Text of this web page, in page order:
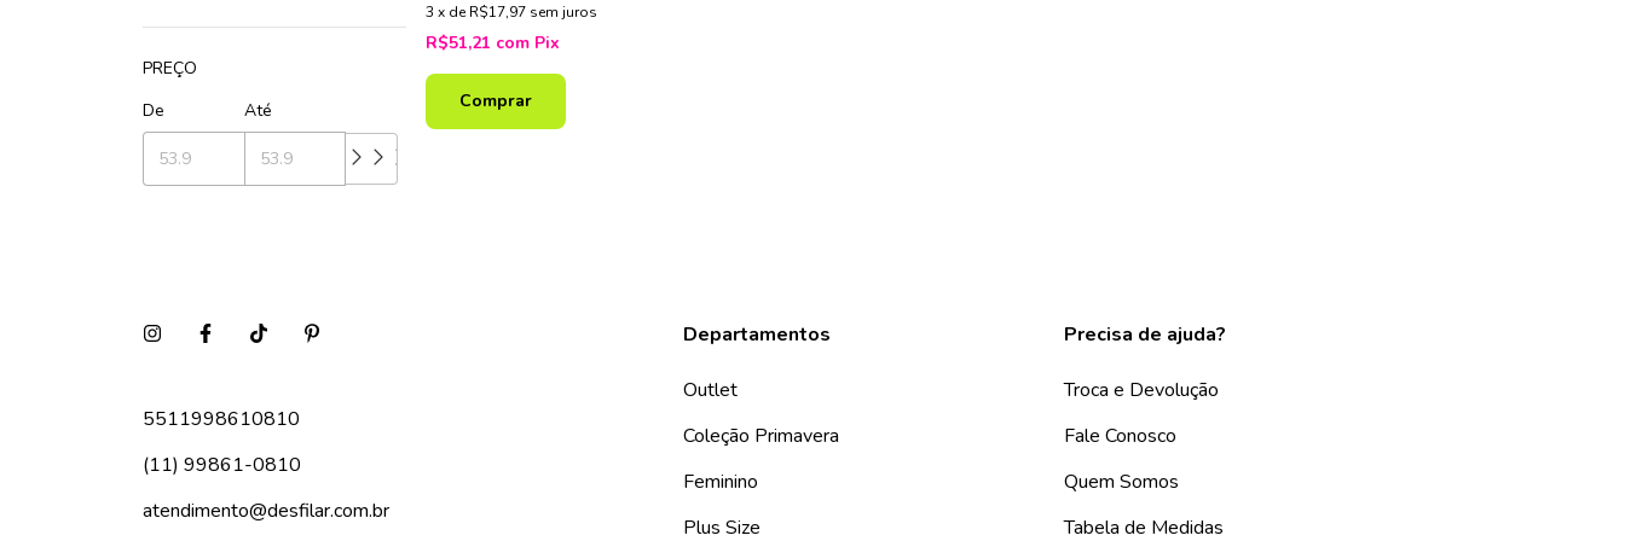
PREÇO
De
Até
3 x deR$17,97 sem juros
R$51,21 com Pix
Comprar
5511998610810
(11) 99861-0810
atendimento@desfilar.com.br
Departamentos
Outlet
Coleção Primavera
Feminino
Plus Size
Precisa de ajuda?
Troca e Devolução
Fale Conosco
Quem Somos
Tabela de Medidas